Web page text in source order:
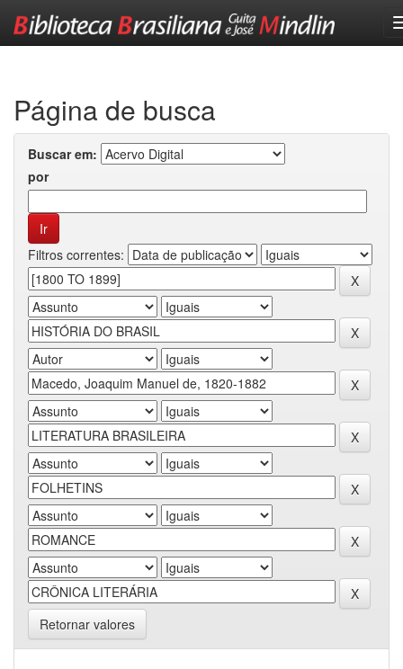
Página de busca
Buscar em:
por
Filtros correntes:
Retornar valores